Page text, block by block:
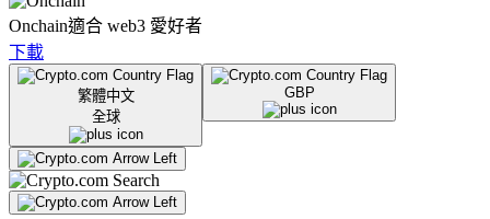
Onchain適合 web3 愛好者
下載
繁體中文
全球
GBP